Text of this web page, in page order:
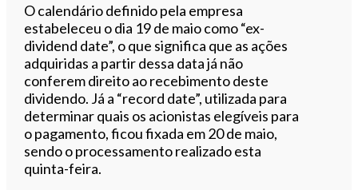
O calendário definido pela empresa
estabeleceu o dia 19 de maio como “ex-
dividend date”, o que significa que as ações
adquiridas a partir dessa data já não
conferem direito ao recebimento deste
dividendo. Já a “record date”, utilizada para
determinar quais os acionistas elegíveis para
o pagamento, ficou fixada em 20 de maio,
sendo o processamento realizado esta
quinta-feira.